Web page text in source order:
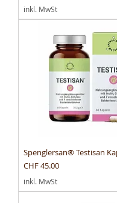
inkl. MwSt
Spenglersan® Testisan
Preis
CHF 45.00
inkl. MwSt